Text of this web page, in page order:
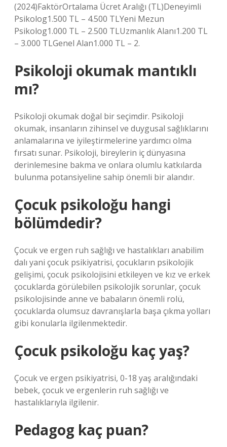
(2024)FaktörOrtalama Ücret Aralığı (TL)Deneyimli
Psikolog1.500 TL – 4.500 TLYeni Mezun
Psikolog1.000 TL – 2.500 TLUzmanlık Alanı1.200 TL
– 3.000 TLGenel Alan1.000 TL – 2.
Psikoloji okumak mantıklı
mı?
Psikoloji okumak doğal bir seçimdir. Psikoloji
okumak, insanların zihinsel ve duygusal sağlıklarını
anlamalarına ve iyileştirmelerine yardımcı olma
fırsatı sunar. Psikoloji, bireylerin iç dünyasına
derinlemesine bakma ve onlara olumlu katkılarda
bulunma potansiyeline sahip önemli bir alandır.
Çocuk psikoloğu hangi
bölümdedir?
Çocuk ve ergen ruh sağlığı ve hastalıkları anabilim
dalı yani çocuk psikiyatrisi, çocukların psikolojik
gelişimi, çocuk psikolojisini etkileyen ve kız ve erkek
çocuklarda görülebilen psikolojik sorunlar, çocuk
psikolojisinde anne ve babaların önemli rolü,
çocuklarda olumsuz davranışlarla başa çıkma yolları
gibi konularla ilgilenmektedir.
Çocuk psikoloğu kaç yaş?
Çocuk ve ergen psikiyatrisi, 0-18 yaş aralığındaki
bebek, çocuk ve ergenlerin ruh sağlığı ve
hastalıklarıyla ilgilenir.
Pedagog kaç puan?